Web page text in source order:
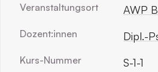
Veranstaltungsort AWP
Dozent:innen Dipl.-
Kurs-Nummer S-1-1